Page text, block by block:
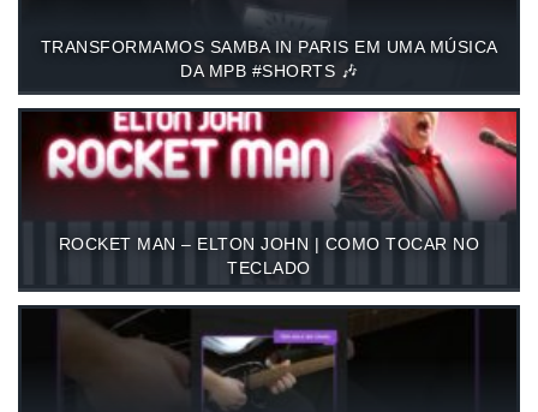
TRANSFORMAMOS SAMBA IN PARIS EM UMA MÚSICA
DA MPB #SHORTS 🎶
ROCKET MAN – ELTON JOHN | COMO TOCAR NO
TECLADO